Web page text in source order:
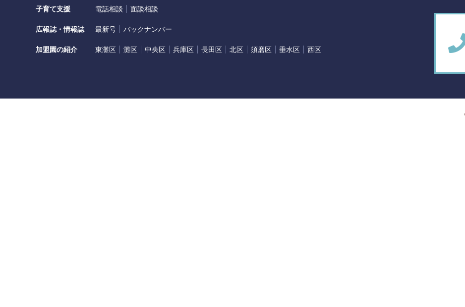
子育て支援 電話相談 面談相談
広報誌・情報誌 最新号 バックナンバー
加盟園の紹介 東灘区 灘区 中央区 兵庫区 長田区 北区 須磨区 垂水区 西区